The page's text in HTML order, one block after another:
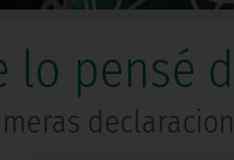
lo pensé